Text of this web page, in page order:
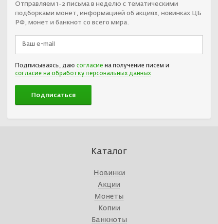
Отправляем 1-2 письма в неделю с тематическими
подборками монет, информацией об акциях, новинках ЦБ
РФ, монет и банкнот со всего мира.
Подписываясь, даю согласие на получение писем и
согласие на обработку персональных данных
Каталог
Новинки
Акции
Монеты
Копии
Банкноты